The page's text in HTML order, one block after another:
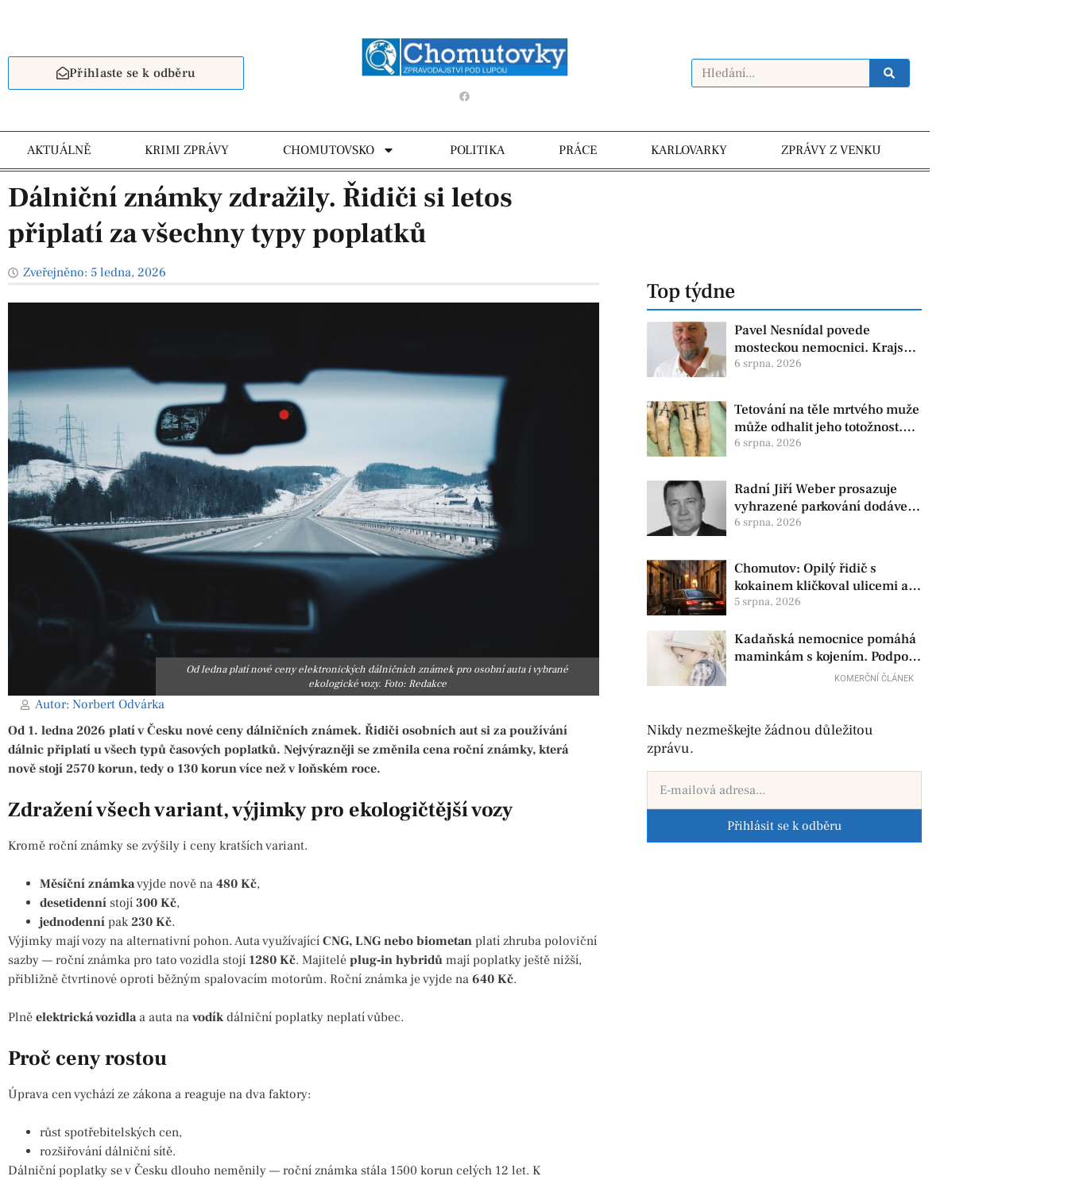
Přihlaste se k odběru
AKTUÁLNĚ KRIMI ZPRÁVY CHOMUTOVSKO POLITIKA PRÁCE KARLOVARKY ZPRÁVY Z VENKU
Dálniční známky zdražily. Řidiči si letos
připlatí za všechny typy poplatků
Zveřejněno: 5 ledna, 2026
Od ledna platí nové ceny elektronických dálničních známek pro osobní auta i vybrané
ekologické vozy. Foto: Redakce
Autor: Norbert Odvárka
Od 1. ledna 2026 platí v Česku nové ceny dálničních známek. Řidiči osobních aut si za používání
dálnic připlatí u všech typů časových poplatků. Nejvýrazněji se změnila cena roční známky, která
nově stojí 2570 korun, tedy o 130 korun více než v loňském roce.
Zdražení všech variant, výjimky pro ekologičtější vozy
Kromě roční známky se zvýšily i ceny kratších variant.
Měsíční známkavyjde nově na 480 Kč,
desetidenní stojí 300 Kč,
jednodenní pak230 Kč.
Výjimky mají vozy na alternativní pohon. Auta využívající CNG, LNG nebo biometan platí zhruba poloviční
sazby — roční známka pro tato vozidla stojí 1280 Kč. Majitelé plug‑in hybridů mají poplatky ještě nižší,
přibližně čtvrtinové oproti běžným spalovacím motorům. Roční známka je vyjde na 640 Kč.
Plně elektrická vozidlaa auta na vodíkdálniční poplatky neplatí vůbec.
Proč ceny rostou
Úprava cen vychází ze zákona a reaguje na dva faktory:
růst spotřebitelských cen,
rozšiřování dálniční sítě.
Dálniční poplatky se v Česku dlouho neměnily — roční známka stála 1500 korun celých 12 let. K
Top týdne
Pavel Nesnídal povede
mosteckou nemocnici. Krajská
zdravotní oznámila změnu ve
6 srpna, 2026
Tetování na těle mrtvého muže
může odhalit jeho totožnost.
Policie žádá o pomoc
6 srpna, 2026
Radní Jiří Weber prosazuje
vyhrazené parkování dodávek
v Chomutově
6 srpna, 2026
Chomutov: Opilý řidič s
kokainem kličkoval ulicemi a
zkoušel uplatit policisty
5 srpna, 2026
Kadaňská nemocnice pomáhá
maminkám s kojením. Podpora
začíná už před porodem
KOMERČNÍ ČLÁNEK
Nikdy nezmeškejte žádnou důležitou
zprávu.
Přihlásit se k odběru